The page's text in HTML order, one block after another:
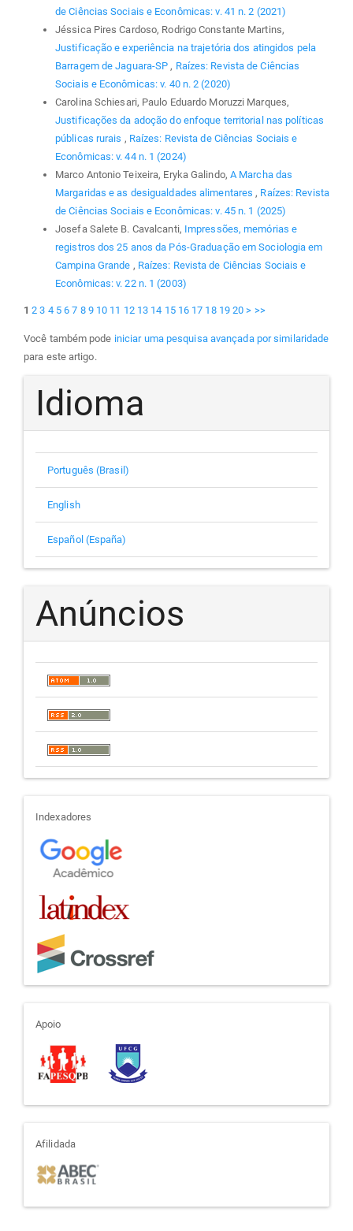
de Ciências Sociais e Econômicas: v. 41 n. 2 (2021)
Jéssica Pires Cardoso, Rodrigo Constante Martins,
Justificação e experiência na trajetória dos atingidos pela
Barragem de Jaguara-SP , Raízes: Revista de Ciências
Sociais e Econômicas: v. 40 n. 2 (2020)
Carolina Schiesari, Paulo Eduardo Moruzzi Marques,
Justificações da adoção do enfoque territorial nas políticas
públicas rurais , Raízes: Revista de Ciências Sociais e
Econômicas: v. 44 n. 1 (2024)
Marco Antonio Teixeira, Eryka Galindo, A Marcha das
Margaridas e as desigualdades alimentares , Raízes: Revista
de Ciências Sociais e Econômicas: v. 45 n. 1 (2025)
Josefa Salete B. Cavalcanti, Impressões, memórias e
registros dos 25 anos da Pós-Graduação em Sociologia em
Campina Grande , Raízes: Revista de Ciências Sociais e
Econômicas: v. 22 n. 1 (2003)
1 2 3 4 5 6 7 8 9 10 11 12 13 14 15 16 17 18 19 20 > >>
Você também pode iniciar uma pesquisa avançada por similaridade
para este artigo.
Idioma
Português (Brasil)
English
Español (España)
Anúncios
indexadores
Indexadores
apoio
Apoio
afiliada
Afilidada